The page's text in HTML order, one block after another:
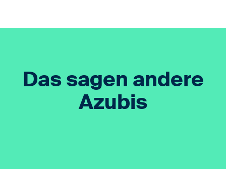
Das sagen andere
Azubis